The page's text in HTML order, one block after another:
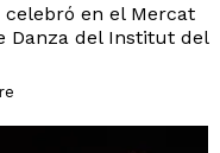
en el Mercat
Danza del Institut del